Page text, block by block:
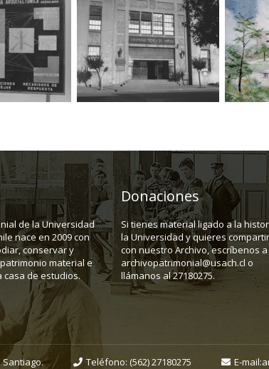
de la Universidad
nace en 2009 con
conservar y
material e
casa de estudios.
Donaciones
Si tienes material ligado a la
la Universidad y quieres
con nuestro Archivo, escríbenos a
archivopatrimonial@usach.cl o
llámanos al 27180275.
Santiago. Teléfono: (562) 27180275 E-mail: